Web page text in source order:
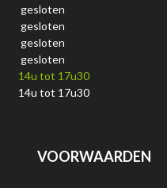
gesloten
gesloten
gesloten
gesloten
14u tot 17u30
14u tot 17u30
VOORWAARDEN